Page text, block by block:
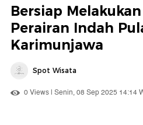
ini
Bersiap
Perairan Indah
Karimunjawa
Spot Wisata
0 Views | Senin, 08 Sep 2025 14:14